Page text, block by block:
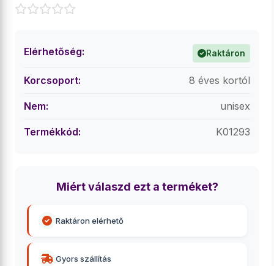
Elérhetőség: Raktáron
Korcsoport: 8 éves kortól
Nem: unisex
Termékkód: K01293
Miért válaszd ezt a terméket?
Raktáron elérhető
Gyors szállítás